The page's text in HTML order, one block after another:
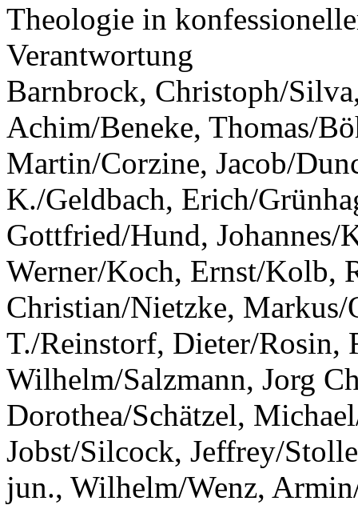
Theologie in
Verantwortung
Barnbrock, Christoph/
Achim/Beneke, Thomas/
Martin/Corzine, Jacob/
K./Geldbach, Erich/
Gottfried/Hund, Johannes/
Werner/Koch, Ernst/Kolb,
Christian/Nietzke, Markus/
T./Reinstorf, Dieter/Rosin,
Wilhelm/Salzmann, Jorg
Dorothea/Schätzel,
Jobst/Silcock, Jeffrey/
jun., Wilhelm/Wenz,